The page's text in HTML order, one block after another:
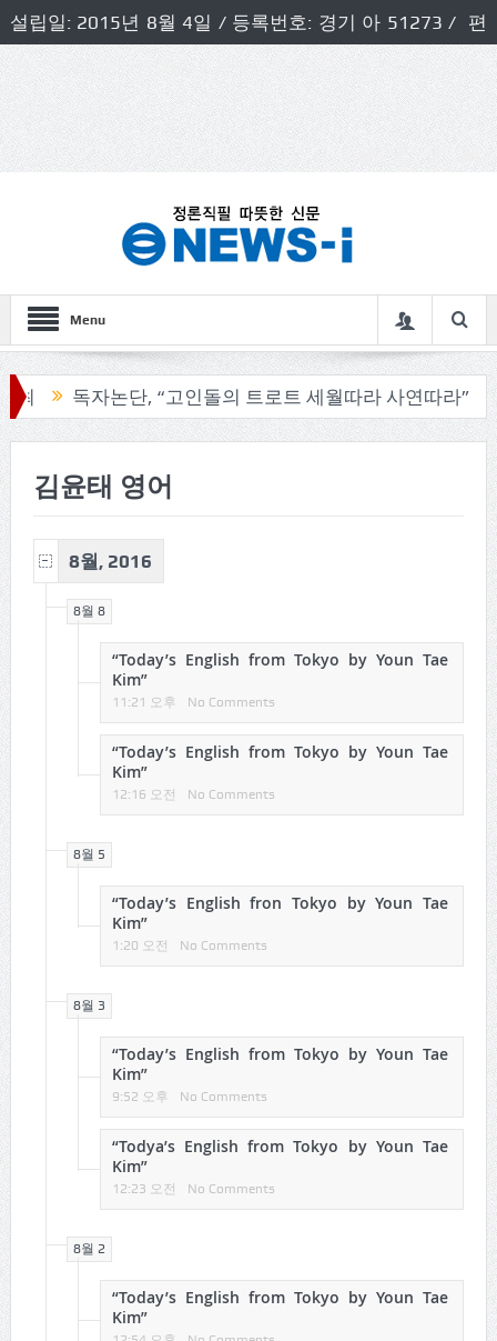
설립일: 2015년 8월 4일 / 등록번호: 경기 아 51273 / 편
집인 및 발행인: 허득천 / 개인정보책임자 및 청소년보호호
책임자: 최상규
Menu
독자논단, “고인돌의 트로트 세월따라 사연따라” 구
김윤태 영어
8월, 2016
8월 8
“Today’s English from Tokyo by Youn Tae
Kim”
11:21 오후 No Comments
“Today’s English from Tokyo by Youn Tae
Kim”
12:16 오전 No Comments
8월 5
“Today’s English fron Tokyo by Youn Tae
Kim”
1:20 오전 No Comments
8월 3
“Today’s English from Tokyo by Youn Tae
Kim”
9:52 오후 No Comments
“Todya’s English from Tokyo by Youn Tae
Kim”
12:23 오전 No Comments
8월 2
“Today’s English from Tokyo by Youn Tae
Kim”